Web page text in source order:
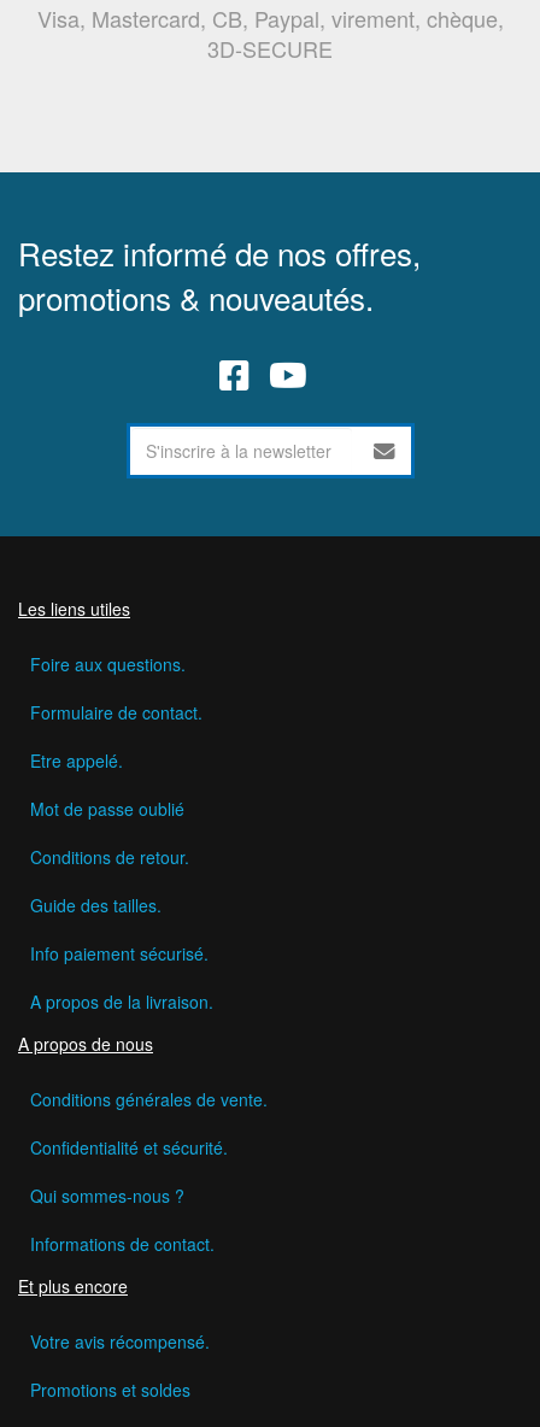
Visa, Mastercard, CB, Paypal, virement, chèque,
3D-SECURE
Restez informé de nos offres,
promotions & nouveautés.
Les liens utiles
Foire aux questions.
Formulaire de contact.
Etre appelé.
Mot de passe oublié
Conditions de retour.
Guide des tailles.
Info paiement sécurisé.
A propos de la livraison.
A propos de nous
Conditions générales de vente.
Confidentialité et sécurité.
Qui sommes-nous ?
Informations de contact.
Et plus encore
Votre avis récompensé.
Promotions et soldes